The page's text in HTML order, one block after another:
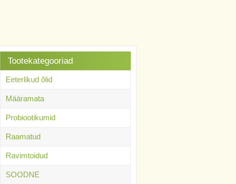
Tootekategooriad
Eeterlikud õlid
Määramata
Probiootikumid
Raamatud
Ravimtoidud
SOODNE